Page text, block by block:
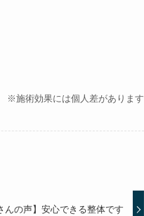
※施術効果には個人差があります
んの声】安心できる整体です